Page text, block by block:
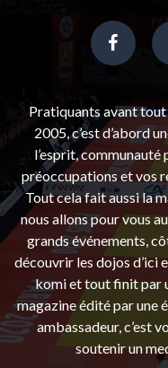
Pratiquants avant
2005, c’est d’abord
l’esprit, communauté
préoccupations et vos
Tout cela fait aussi la
nous allons pour vous
grands événements,
découvrir les dojos d’ici
komi et tout finit par
magazine édité par une
ambassadeur, c’est
soutenir un